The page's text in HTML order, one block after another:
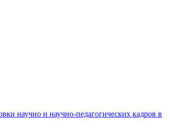
научно и научно-педагогических кадров в